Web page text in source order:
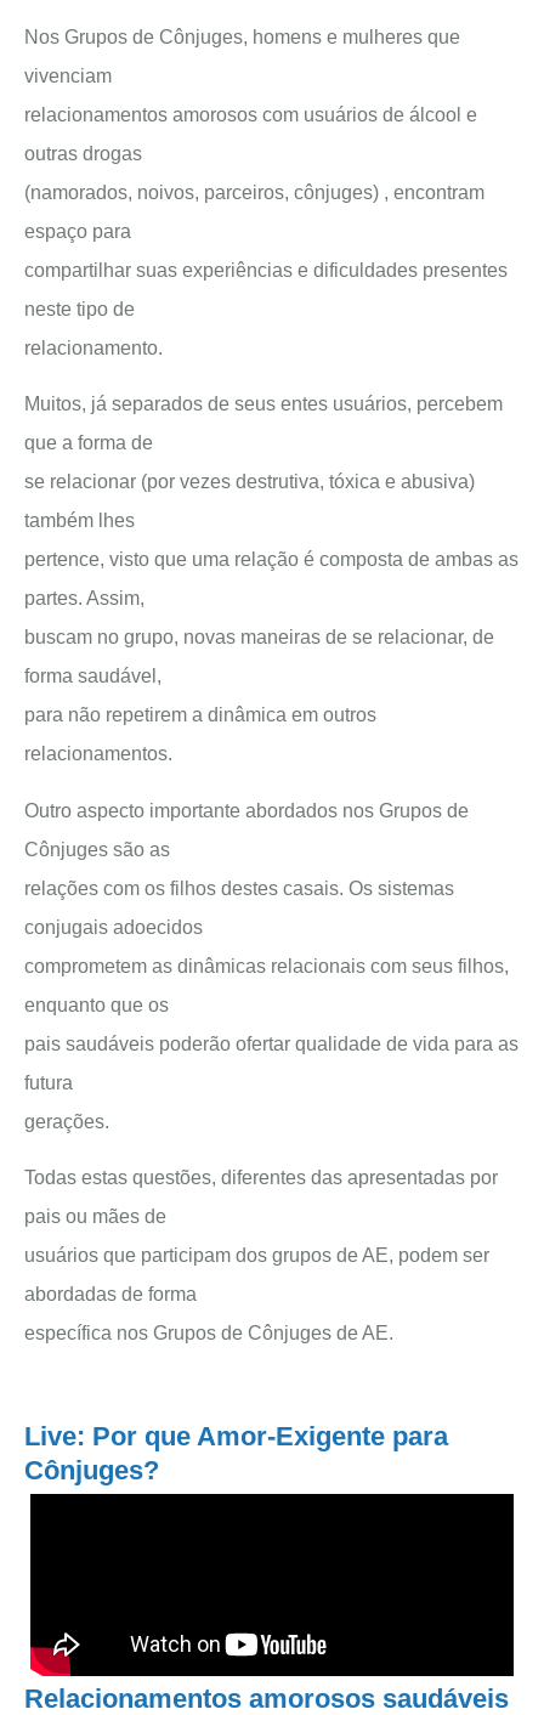
Nos Grupos de Cônjuges, homens e mulheres que
vivenciam
relacionamentos amorosos com usuários de álcool e
outras drogas
(namorados, noivos, parceiros, cônjuges) , encontram
espaço para
compartilhar suas experiências e dificuldades presentes
neste tipo de
relacionamento.
Muitos, já separados de seus entes usuários, percebem
que a forma de
se relacionar (por vezes destrutiva, tóxica e abusiva)
também lhes
pertence, visto que uma relação é composta de ambas as
partes. Assim,
buscam no grupo, novas maneiras de se relacionar, de
forma saudável,
para não repetirem a dinâmica em outros
relacionamentos.
Outro aspecto importante abordados nos Grupos de
Cônjuges são as
relações com os filhos destes casais. Os sistemas
conjugais adoecidos
comprometem as dinâmicas relacionais com seus filhos,
enquanto que os
pais saudáveis poderão ofertar qualidade de vida para as
futura
gerações.
Todas estas questões, diferentes das apresentadas por
pais ou mães de
usuários que participam dos grupos de AE, podem ser
abordadas de forma
específica nos Grupos de Cônjuges de AE.
Live: Por que Amor-Exigente para
Cônjuges?
Relacionamentos amorosos saudáveis